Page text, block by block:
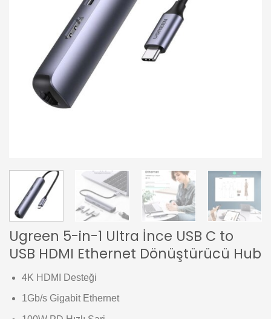
Ugreen 5-in-1 Ultra İnce USB C to
USB HDMI Ethernet Dönüştürücü Hub
4K HDMI Desteği
1Gb/s Gigabit Ethernet